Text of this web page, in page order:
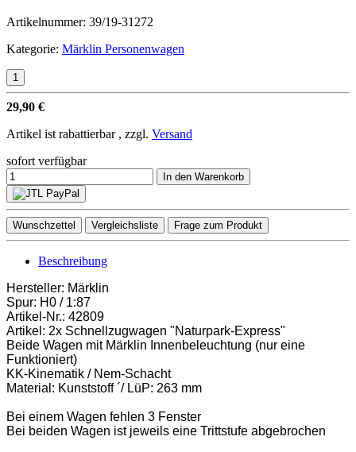
Artikelnummer: 39/19-31272
Kategorie: Märklin Personenwagen
29,90 €
Artikel ist rabattierbar , zzgl. Versand
sofort verfügbar
In den Warenkorb
Wunschzettel Vergleichsliste Frage zum Produkt
Beschreibung
Hersteller: Märklin
Spur: H0 / 1:87
Artikel-Nr.: 42809
Artikel: 2x Schnellzugwagen "Naturpark-Express"
Beide Wagen mit Märklin Innenbeleuchtung (nur eine
Funktioniert)
KK-Kinematik / Nem-Schacht
Material: Kunststoff ´/ LüP: 263 mm
Bei einem Wagen fehlen 3 Fenster
Bei beiden Wagen ist jeweils eine Trittstufe abgebrochen